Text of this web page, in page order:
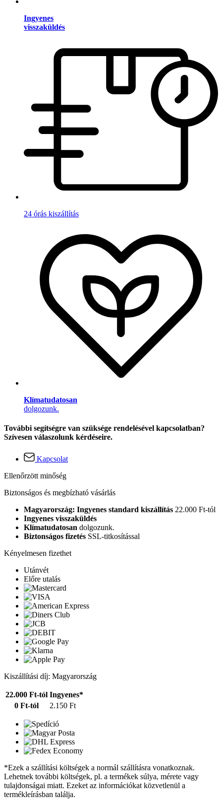
Ingyenes
visszaküldés
24 órás kiszállítás
Klímatudatosan
dolgozunk.
További segítségre van szüksége rendelésével kapcsolatban?
Szívesen válaszolunk kérdéseire.
Kapcsolat
Ellenőrzött minőség
Biztonságos és megbízható vásárlás
Magyarország: Ingyenes standard kiszállítás 22.000 Ft-tól
Ingyenes visszaküldés
Klímatudatosan dolgozunk.
Biztonságos fizetés SSL-titkosítással
Kényelmesen fizethet
Utánvét
Előre utalás
Kiszállítási díj: Magyarország
22.000 Ft-tól Ingyenes*
0 Ft-tól
2.150 Ft
*Ezek a szállítási költségek a normál szállításra vonatkoznak.
Lehetnek további költségek, pl. a termékek súlya, mérete vagy
tulajdonságai miatt. Ezeket az információkat közvetlenül a
termékleírásban találja.